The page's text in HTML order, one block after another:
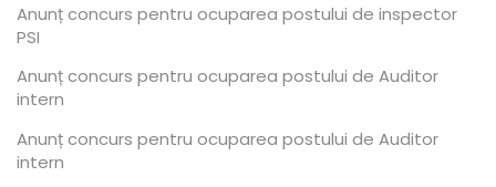
Anunț concurs pentru ocuparea postului de inspector
PSI
Anunț concurs pentru ocuparea postului de Auditor
intern
Anunț concurs pentru ocuparea postului de Auditor
intern